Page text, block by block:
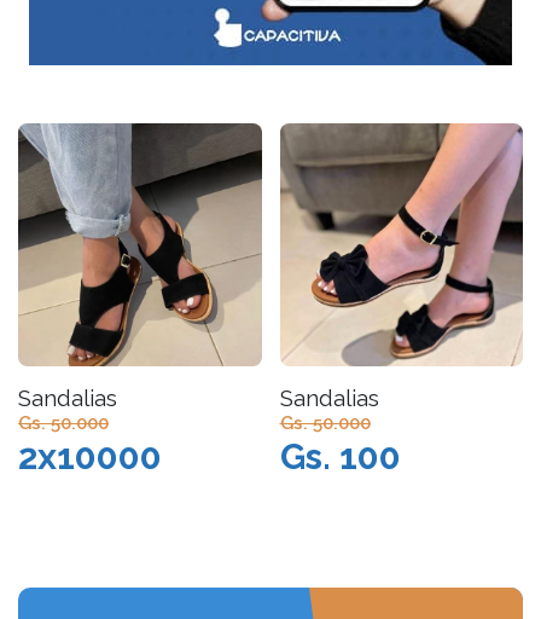
Sandalias
Gs. 50.000
2x10000
Sandalias
Gs. 50.000
Gs. 100